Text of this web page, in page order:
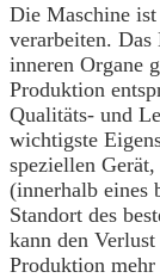
Die Maschine
verarbeiten. Das
inneren Organe
Produktion
Qualitäts- und
wichtigste
speziellen
(innerhalb eines
Standort des
kann den
Produktion mehr